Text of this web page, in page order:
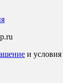
и условия